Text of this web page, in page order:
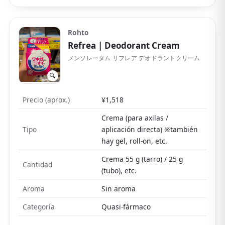
combinarlo con un tipo roll-on.
También hay un tamaño pequeño cómodo de llevar.
🔍
Rohto
Refrea | Deodorant Cream
メンソレータム リフレア デオドラントクリーム
Precio (aprox.) ¥1,518
Tipo
Crema (para axilas /
aplicación directa) ※también
hay gel, roll-on, etc.
Cantidad
Crema 55 g (tarro) / 25 g
(tubo), etc.
Aroma
Sin aroma
Categoría
Quasi-fármaco